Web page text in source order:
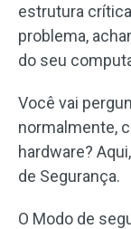
estrutura
problema,
do seu
Você vai
normalmente,
hardware?
de Segurança.
O Modo de